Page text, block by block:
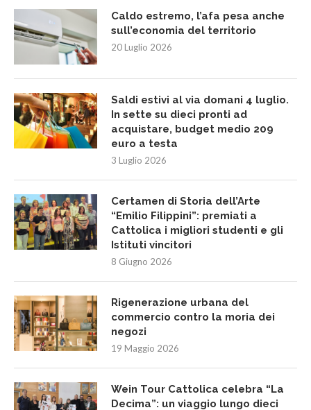
Caldo estremo, l’afa pesa anche
sull’economia del territorio
20 Luglio 2026
Saldi estivi al via domani 4 luglio.
In sette su dieci pronti ad
acquistare, budget medio 209
euro a testa
3 Luglio 2026
Certamen di Storia dell’Arte
“Emilio Filippini”: premiati a
Cattolica i migliori studenti e gli
Istituti vincitori
8 Giugno 2026
Rigenerazione urbana del
commercio contro la moria dei
negozi
19 Maggio 2026
Wein Tour Cattolica celebra “La
Decima”: un viaggio lungo dieci